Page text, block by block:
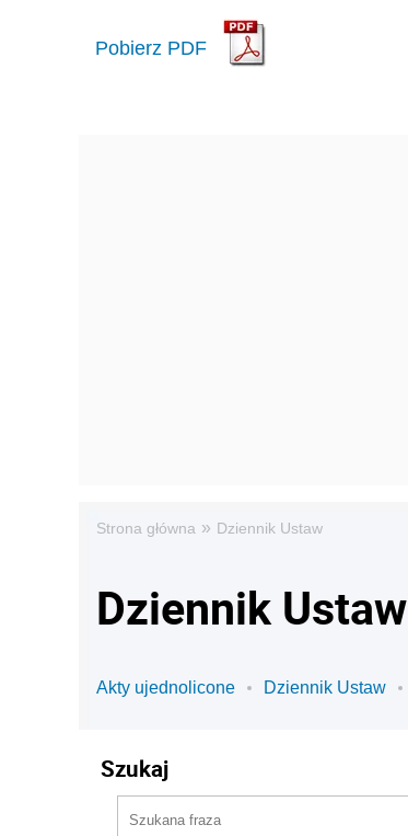
Pobierz PDF
Strona główna » Dziennik Ustaw
Dziennik Ustaw
Akty ujednolicone Dziennik Ustaw
Szukaj